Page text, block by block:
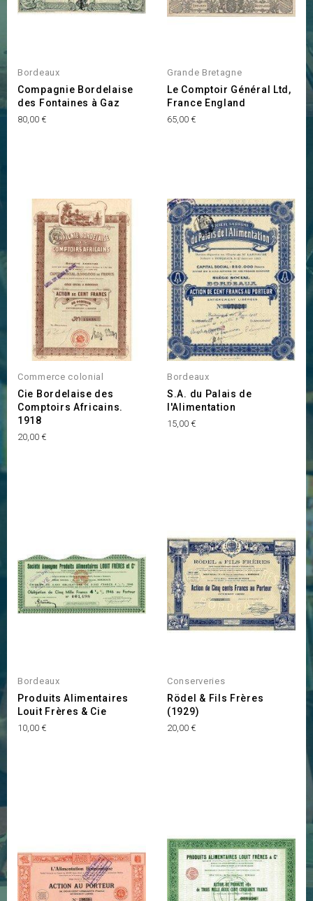
Bordeaux
Compagnie Bordelaise
des Fontaines à Gaz
Prix
80,00 €
Grande Bretagne
Le Comptoir Général Ltd,
France England
Prix
65,00 €
Commerce colonial
Cie Bordelaise des
Comptoirs Africains.
1918
Prix
20,00 €
Bordeaux
S.A. du Palais de
l'Alimentation
Prix
15,00 €
Bordeaux
Produits Alimentaires
Louit Frères & Cie
Prix
10,00 €
Conserveries
Rödel & Fils Frères
(1929)
Prix
20,00 €